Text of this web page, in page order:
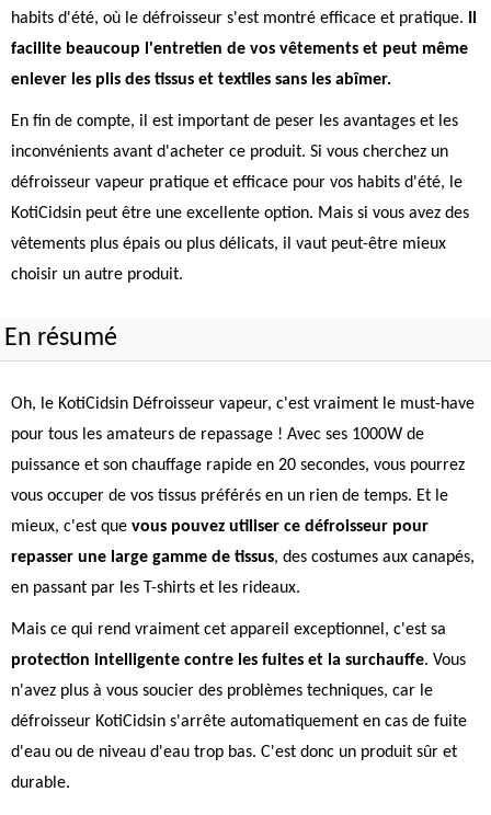
habits d'été, où le défroisseur s'est montré efficace et pratique.
facilite beaucoup l'entretien de vos vêtements et peut même
enlever les plis des tissus et textiles sans les abîmer.
En fin de compte, il est important de peser les avantages et les
inconvénients avant d'acheter ce produit. Si vous cherchez un
défroisseur vapeur pratique et efficace pour vos habits d'été, le
KotiCidsin peut être une excellente option. Mais si vous avez des
vêtements plus épais ou plus délicats, il vaut peut-être mieux
choisir un autre produit.
En résumé
Oh, le KotiCidsin Défroisseur vapeur, c'est vraiment le must-have
pour tous les amateurs de repassage ! Avec ses 1000W de
puissance et son chauffage rapide en 20 secondes, vous pourrez
vous occuper de vos tissus préférés en un rien de temps. Et le
mieux, c'est que vous pouvez utiliser ce défroisseur pour
repasser une large gamme de tissus, des costumes aux canapés,
en passant par les T-shirts et les rideaux.
Mais ce qui rend vraiment cet appareil exceptionnel, c'est sa
protection intelligente contre les fuites et la surchauffe. Vous
n'avez plus à vous soucier des problèmes techniques, car le
défroisseur KotiCidsin s'arrête automatiquement en cas de fuite
d'eau ou de niveau d'eau trop bas. C'est donc un produit sûr et
durable.